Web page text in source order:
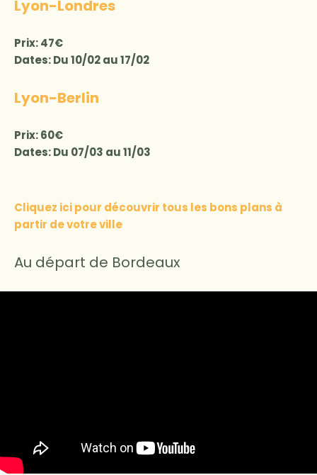
Lyon-Londres
Prix: 47€
Dates: Du 10/02 au 17/02
Lyon-Berlin
Prix: 60€
Dates: Du 07/03 au 11/03
Cliquez ici pour découvrir tous les bons plans à
partir de votre ville
Au départ de Bordeaux